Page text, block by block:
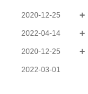
2020-12-25
2022-04-14
2020-12-25
2022-03-01